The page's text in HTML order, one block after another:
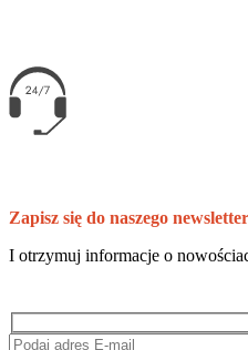
Zapisz się do naszego
I otrzymuj informacje o